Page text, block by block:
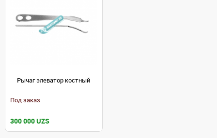
Рычаг элеватор костный
Под заказ
300 000 UZS